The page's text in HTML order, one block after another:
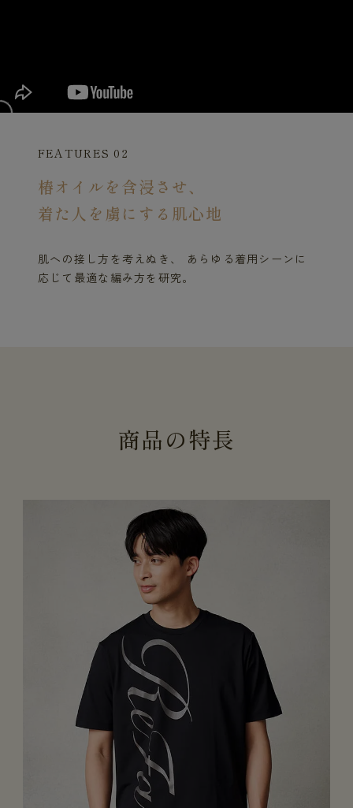
FEATURES 02
椿オイルを含浸させ、
着た人を虜にする肌心地
肌への接し方を考えぬき、 あらゆる着用シーンに
応じて最適な編み方を研究。
商品の特長